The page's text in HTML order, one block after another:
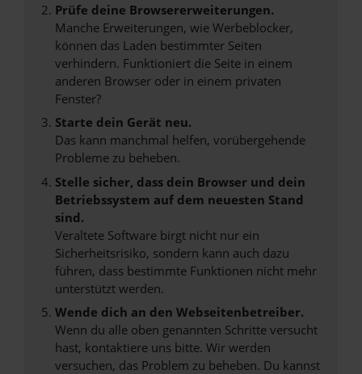
Prüfe deine Browsererweiterungen.
Manche Erweiterungen, wie Werbeblocker,
können das Laden bestimmter Seiten
verhindern. Funktioniert die Seite in einem
anderen Browser oder in einem privaten
Fenster?
Starte dein Gerät neu.
Das kann manchmal helfen, vorübergehende
Probleme zu beheben.
Stelle sicher, dass dein Browser und dein
Betriebssystem auf dem neuesten Stand
sind.
Veraltete Software birgt nicht nur ein
Sicherheitsrisiko, sondern kann auch dazu
führen, dass bestimmte Funktionen nicht mehr
unterstützt werden.
Wende dich an den Webseitenbetreiber.
Wenn du alle oben genannten Schritte versucht
hast, kontaktiere uns bitte. Wir werden
versuchen, das Problem zu beheben. Du kannst